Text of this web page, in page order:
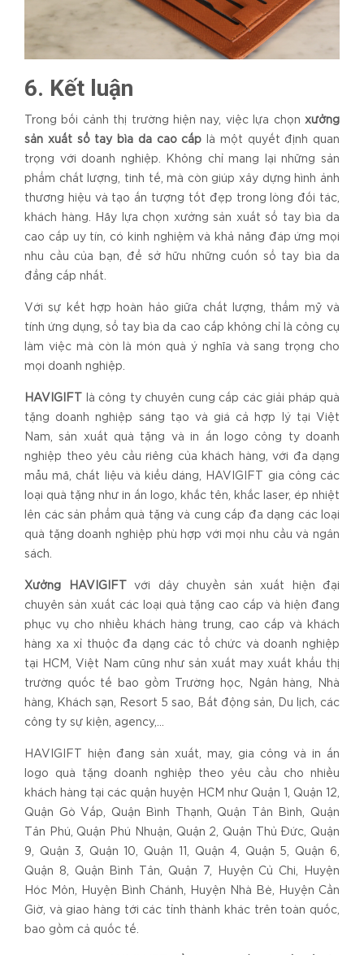
6. Kết luận
Trong bối cảnh thị trường hiện nay, việc lựa chọn xưởng
sản xuất sổ tay bìa da cao cấp là một quyết định quan
trọng với doanh nghiệp. Không chỉ mang lại những sản
phẩm chất lượng, tinh tế, mà còn giúp xây dựng hình ảnh
thương hiệu và tạo ấn tượng tốt đẹp trong lòng đối tác,
khách hàng. Hãy lựa chọn xưởng sản xuất sổ tay bìa da
cao cấp uy tín, có kinh nghiệm và khả năng đáp ứng mọi
nhu cầu của bạn, để sở hữu những cuốn sổ tay bìa da
đẳng cấp nhất.
Với sự kết hợp hoàn hảo giữa chất lượng, thẩm mỹ và
tính ứng dụng, sổ tay bìa da cao cấp không chỉ là công cụ
làm việc mà còn là món quà ý nghĩa và sang trọng cho
mọi doanh nghiệp.
HAVIGIFT
là công ty chuyên cung cấp các giải pháp quà
tặng doanh nghiệp sáng tạo và giá cả hợp lý tại Việt
Nam, sản xuất quà tặng và in ấn logo công ty doanh
nghiệp theo yêu cầu riêng của khách hàng, với đa dạng
mẫu mã, chất liệu và kiểu dáng, HAVIGIFT gia công các
loại quà tặng như in ấn logo, khắc tên, khắc laser, ép nhiệt
lên các sản phẩm quà tặng và cung cấp đa dạng các loại
quà tặng doanh nghiệp phù hợp với mọi nhu cầu và ngân
sách.
Xưởng HAVIGIFT với dây chuyền sản xuất hiện đại
chuyên sản xuất các loại quà tặng cao cấp và hiện đang
phục vụ cho nhiều khách hàng trung, cao cấp và khách
hàng xa xỉ thuộc đa dạng các tổ chức và doanh nghiệp
tại HCM, Việt Nam cũng như sản xuất may xuất khẩu thị
trường quốc tế bao gồm Trường học, Ngân hàng, Nhà
hàng, Khách sạn, Resort 5 sao, Bất động sản, Du lịch, các
công ty sự kiện, agency,…
HAVIGIFT hiện đang sản xuất, may, gia công và in ấn
logo quà tặng doanh nghiệp theo yêu cầu cho nhiều
khách hàng tại các quận huyện HCM như Quận 1, Quận 12,
Quận Gò Vấp, Quận Bình Thạnh, Quận Tân Bình, Quận
Tân Phú, Quận Phú Nhuận, Quận 2, Quận Thủ Đức, Quận
9, Quận 3, Quận 10, Quận 11, Quận 4, Quận 5, Quận 6,
Quận 8, Quận Bình Tân, Quận 7, Huyện Củ Chi, Huyện
Hóc Môn, Huyện Bình Chánh, Huyện Nhà Bè, Huyện Cần
Giờ, và giao hàng tới các tỉnh thành khác trên toàn quốc,
bao gồm cả quốc tế.